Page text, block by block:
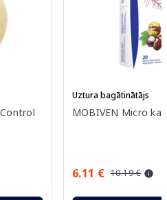
Control
Uztura bagātinātājs
MOBIVEN Micro
6.11 € 10.19 €